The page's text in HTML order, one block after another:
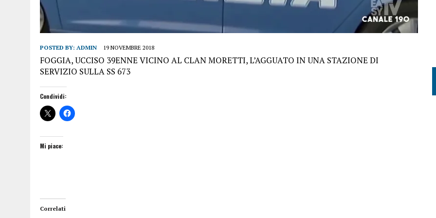
POSTED BY: ADMIN 19 NOVEMBRE 2018
FOGGIA, UCCISO 39ENNE VICINO AL CLAN MORETTI, L’AGGUATO IN UNA STAZIONE DI
SERVIZIO SULLA SS 673
Condividi:
Mi piace:
Correlati